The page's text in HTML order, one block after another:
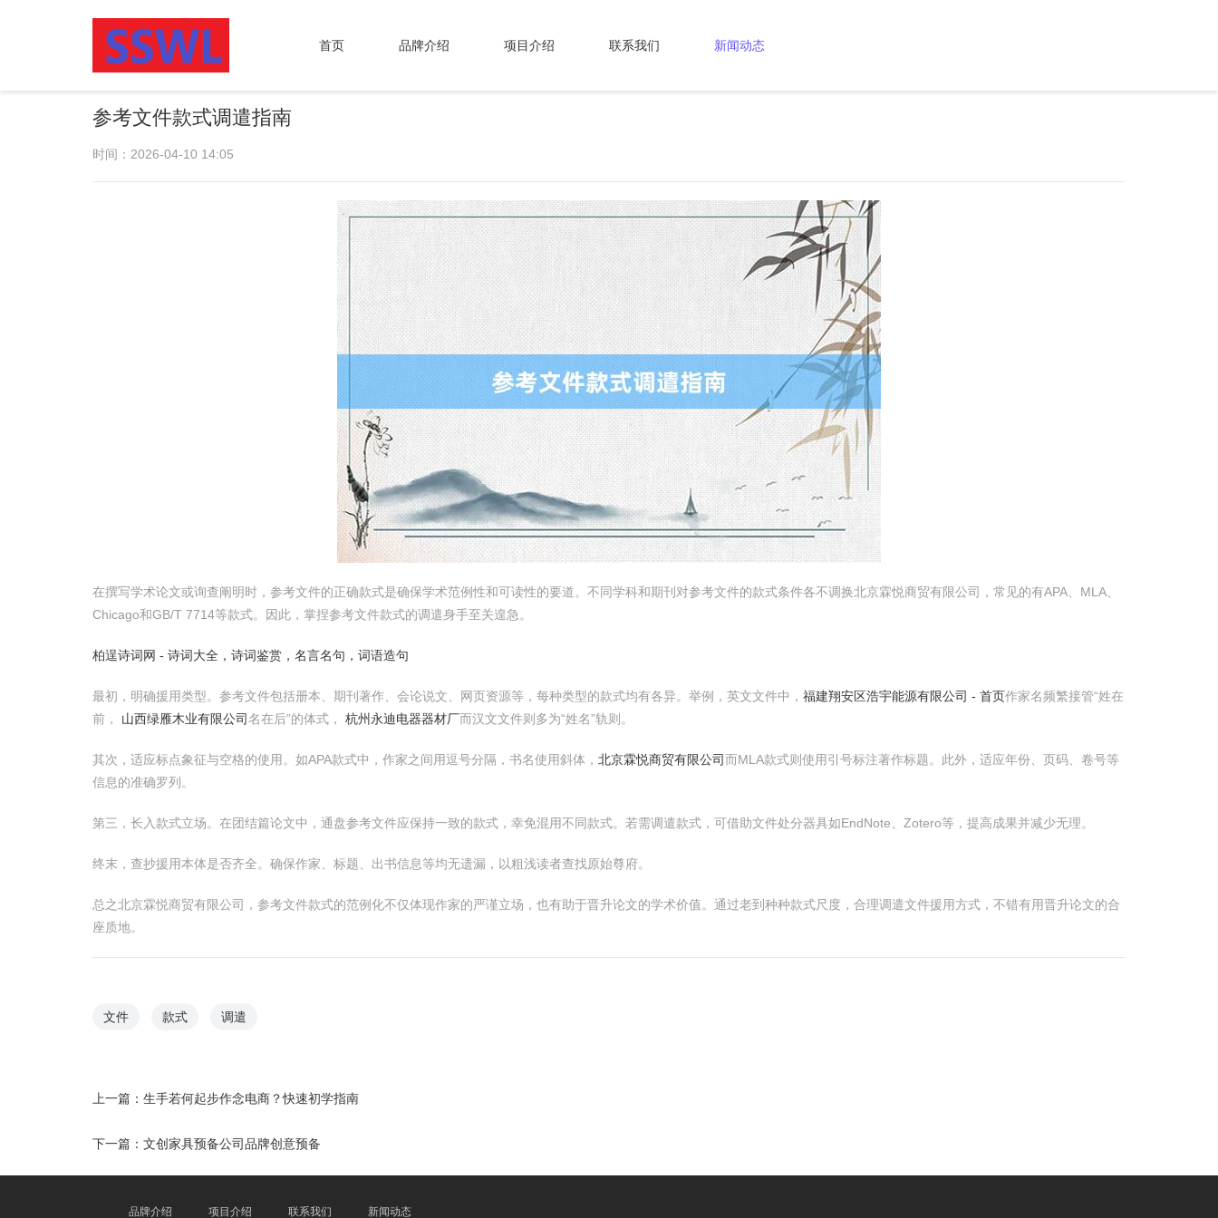
首页 品牌介绍 项目介绍 联系我们 新闻动态
参考文件款式调遣指南
时间：2026-04-10 14:05
在撰写学术论文或询查阐明时，参考文件的正确款式是确保学术范例性和可读性的要道。不同学科和期刊对参考文件的款式条件各不调换北京霖悦商贸有限公司，常见的有APA、MLA、
Chicago和GB/T 7714等款式。因此，掌捏参考文件款式的调遣身手至关遑急。
柏逞诗词网 - 诗词大全，诗词鉴赏，名言名句，词语造句
最初，明确援用类型。参考文件包括册本、期刊著作、会论说文、网页资源等，每种类型的款式均有各异。举例，英文文件中， 福建翔安区浩宇能源有限公司 - 首页作家名频繁接管“姓在
前， 山西绿雁木业有限公司名在后”的体式， 杭州永迪电器器材厂而汉文文件则多为“姓名”轨则。
其次，适应标点象征与空格的使用。如APA款式中，作家之间用逗号分隔，书名使用斜体， 北京霖悦商贸有限公司而MLA款式则使用引号标注著作标题。此外，适应年份、页码、卷号等
信息的准确罗列。
第三，长入款式立场。在团结篇论文中，通盘参考文件应保持一致的款式，幸免混用不同款式。若需调遣款式，可借助文件处分器具如EndNote、Zotero等，提高成果并减少无理。
终末，查抄援用本体是否齐全。确保作家、标题、出书信息等均无遗漏，以粗浅读者查找原始尊府。
总之北京霖悦商贸有限公司，参考文件款式的范例化不仅体现作家的严谨立场，也有助于晋升论文的学术价值。通过老到种种款式尺度，合理调遣文件援用方式，不错有用晋升论文的合
座质地。
文件 款式 调遣
上一篇： 生手若何起步作念电商？快速初学指南
下一篇： 文创家具预备公司品牌创意预备
品牌介绍 项目介绍 联系我们 新闻动态